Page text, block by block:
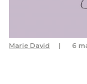
Marie David 6